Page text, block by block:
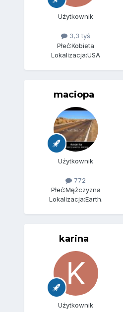
Użytkownik
3,3 tyś
Płeć:Kobieta
Lokalizacja:USA
maciopa
Użytkownik
772
Płeć:Mężczyzna
Lokalizacja:Earth.
karina
Użytkownik